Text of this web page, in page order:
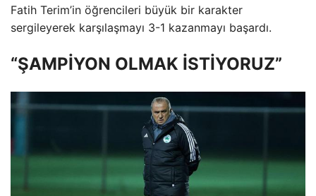
Fatih Terim’in öğrencileri büyük bir karakter
sergileyerek karşılaşmayı 3-1 kazanmayı başardı.
“ŞAMPİYON OLMAK İSTİYORUZ”